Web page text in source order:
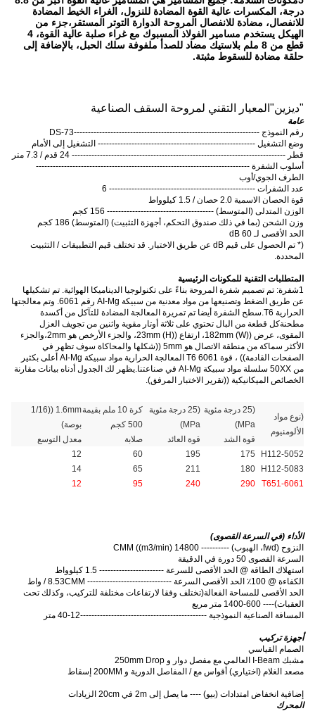
درجة، المكسرات عالية القوة المضادة للنزول، الغراء الخيط المضادة
للانفصال، مضادة للانفصال المروحة الدوارة التوتر المستقر،جزء من
الهيكل يستخدم مسامير الفولاذ المسبوك مع غراء صلبة عالية القوة، 4
قطع من 8 ملم بلاستيك مضاد للصدأ ملفوفة سلك الحبل، بالإضافة إلى
حلقة مضادة للسقوط مثبتة.
"ديزين" المعيار التقني لمروحة السقف الصناعية
عامة
رقم النموذج ------------------------------------------------------------------DS-73
وضع التشغيل -------------------------------------------------------- التشغيل إلى الأمام
قطر ---------------------------------------------------------------------------- 24 قدم / 7.3 متر
أسلوب الشفرة ----------------------------------------------------------------------------
الطرف الجوي/أوب
عدد الشفرات ---------------------------------------------------- 6
قوة الحصان الاسمية 2.0 حصان / 1.5 كيلوواط
الوزن المتدلى (المتوسط) -------------------------------------- 156 كجم
وزن الشحن (بما في ذلك صندوق التحكم، أجهزة التثبيت) (المتوسط) 186 كجم
الحد الأقصى لـ 60 dB
(
* تم الحصول على قيم dB عن طريق الاختبار. قد تختلف قيم التطبيقات / التثبيت
المحددة.
المتطلبات التقنية للمكونات الرئيسية
1شفرة: تم تصميم شفرة المروحة بناءً على تكنولوجيا الديناميكا الهوائية. تم تشكيلها
عن طريق الضغط وتصنيعها من مواد معدنية من سبيكة AI-Mg رقم 6061. وتم معالجتها
الحرارية T6.سطح الشفرة أيضا تم تمريرة المعالجة المضادة للتآكل من أكسدة
مطحنةكل قطعة من البال تحتوي على ثلاثة أوتار مقوية واثنين من تجويف العزل
المقوى، عرض ((W) 182mm، ارتفاع ((H) 23mm، والجزء الأرخص هو 2mm،والجزء
الأكثر سماكة من منطقة الاتصال هو 5mm ((شكلها والمحاكاة سوف تظهر في
الصفحات القادمة)) ، قوة 6061 T6 المعالجة الحرارية مواد سبيكة AI-Mg أعلى بكثير
من 50XX سلسلة مواد سبيكة AI-Mg في صناعتنا.يظهر لك الجدول أدناه بيانات مقارنة
الخصائص الميكانيكية ((تقرير الاختبار المرفق).
(نوع مواد
الألومنيوم
(25 درجة مئوية
MPa)
قوة الشد
(25 درجة مئوية
MPa)
قوة العائد
كرة 10 ملم بقيمة
500 كجم
صلابة
1.6mm ((1/16
بوصة)
معدل التوسع
5052-H112
175
195
60
12
5083-H112
180
211
65
14
6061-T651
290
240
95
12
الأداء (في السرعة القصوى)
النزوح (fwd، الهبوب) ---------- 14800 CMM ((m3/min)
السرعة القصوى 50 دورة في الدقيقة
استهلاك الطاقة @ الحد الأقصى للسرعة ----------------------- 1.5 كيلوواط
الكفاءة @ 100٪ الحد الأقصى السرعة ------------------------------ 8.53CMM / واط
الحد الأقصى للمساحة الفعالة(تختلف وفقا لارتفاعات مختلفة للتركيب، وكذلك تحت
العقبات)---- 600-1400 متر مربع
المسافة الصناعية النموذجية ---------------------------------------------12-40 متر
أجهزة تركيب
الصمام القياسي
مشبك I-Beam العالمي مع مفصل دوار و 250mm Drop
مصعد الغلام (اختياري) أقواس مع / المفاصل الدورية و 200MM إسقاط
إضافية انخفاض امتدادات (بيو) ---- ما يصل إلى 2m في 20cm الزيادات
المحرك